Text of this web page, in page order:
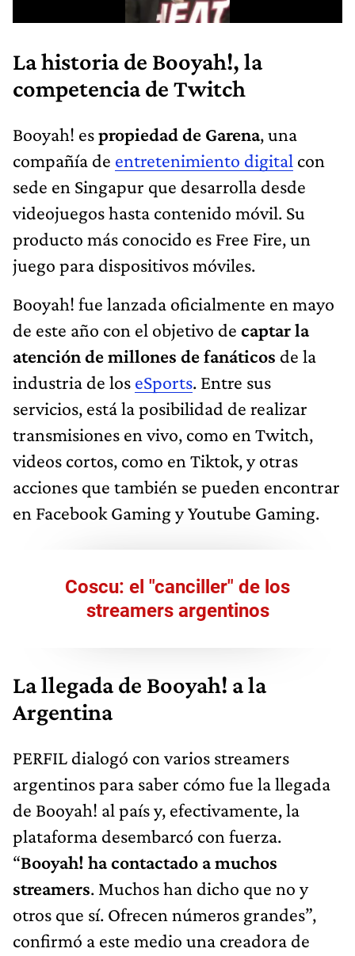
La historia de Booyah!, la
competencia de Twitch
Booyah! espropiedad de Garena, una
compañía de entretenimiento digital con
sede en Singapur que desarrolla desde
videojuegos hasta contenido móvil. Su
producto más conocido es Free Fire, un
juego para dispositivos móviles.
Booyah! fue lanzada oficialmente en mayo
de este año con el objetivo de captar la
atención de millones de fanáticos de la
industria de los eSports. Entre sus
servicios, está la posibilidad de realizar
transmisiones en vivo, como en Twitch,
videos cortos, como en Tiktok, y otras
acciones que también se pueden encontrar
en Facebook Gaming y Youtube Gaming.
Coscu: el "canciller" de los
streamers argentinos
La llegada de Booyah! a la
Argentina
PERFIL dialogó con varios streamers
argentinos para saber cómo fue la llegada
de Booyah! al país y, efectivamente, la
plataforma desembarcó con fuerza.
“Booyah! ha contactado a muchos
streamers. Muchos han dicho que no y
otros que sí. Ofrecen números grandes”,
confirmó a este medio una creadora de